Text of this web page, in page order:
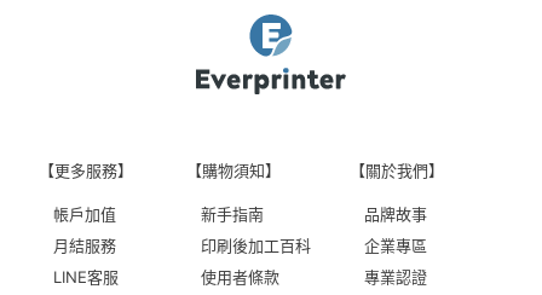
【更多服務】
帳戶加值
月結服務
LINE客服
【購物須知】
新手指南
印刷後加工百科
使用者條款
【關於我們】
品牌故事
企業專區
專業認證